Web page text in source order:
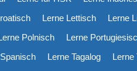
Lerne Lettisch
Lerne
Polnisch
Lerne
Lerne Tagalog
Lerne